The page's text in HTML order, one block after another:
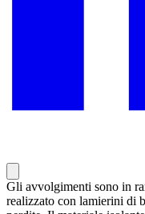
Gli avvolgimenti sono in
realizzato con lamierini di